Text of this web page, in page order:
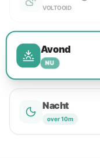
VOLTOOID
Avond
NU
Nacht
over 10m